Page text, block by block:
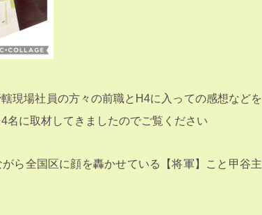
現場社員の方々の前職とH4に入っての感想などを
名に取材してきましたのでご覧ください
ら全国区に顔を轟かせている【将軍】こと甲谷主